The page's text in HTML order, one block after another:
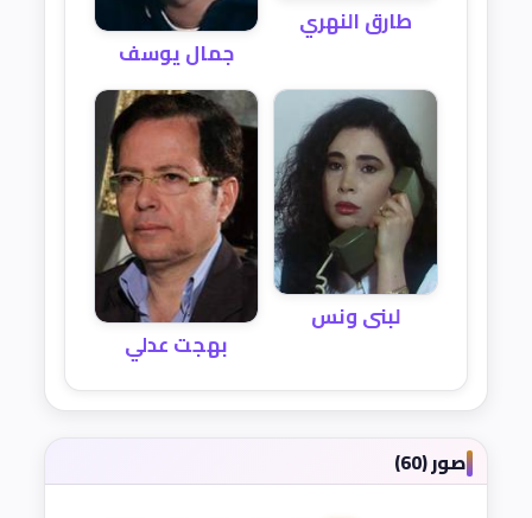
طارق النهري
جمال يوسف
لبنى ونس
بهجت عدلي
صور (60)